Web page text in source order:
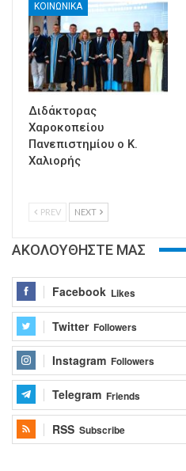
ΚΟΙΝΩΝΙΚΑ
Διδάκτορας
Χαροκοπείου
Πανεπιστημίου ο Κ.
Χαλιορής
PREV NEXT
ΑΚΟΛΟΥΘΗΣΤΕ ΜΑΣ
Facebook Likes
Twitter Followers
Instagram Followers
Telegram Friends
RSS Subscribe